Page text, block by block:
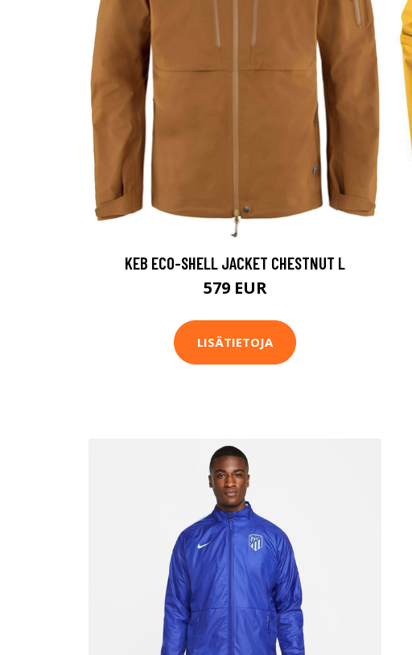
KEB ECO-SHELL JACKET CHESTNUT L
579 EUR
LISÄTIETOJA